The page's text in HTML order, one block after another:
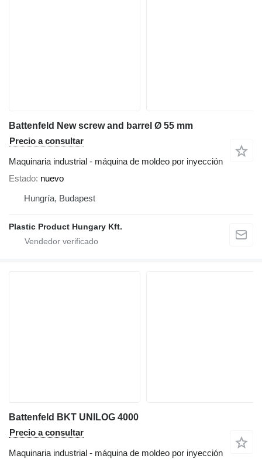
Battenfeld New screw and barrel Ø 55 mm
Precio a consultar
Maquinaria industrial - máquina de moldeo por inyección
Estado nuevo
Hungría, Budapest
Plastic Product Hungary Kft.
Battenfeld BKT UNILOG 4000
Precio a consultar
Maquinaria industrial - máquina de moldeo por inyección